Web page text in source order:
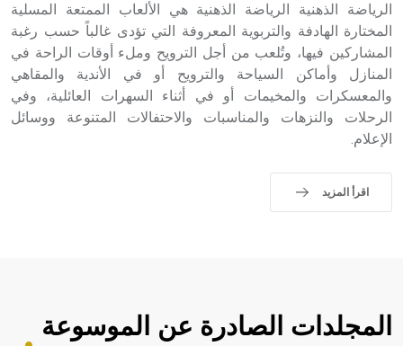
الرياضة الذهنية الرياضة الذهنية هي الألعاب الممتعة المسلية
المختارة الهادفة والتربوية المعروفة التي تؤدى غالباً حسب رغبة
المشاركين فيها، وتُلعب من أجل الترويح وملء أوقات الراحة في
المنازل وأماكن السياحة والترويح أو في الأندية والمقاهي
والمعسكرات والمخيمات أو في أثناء السهرات العائلية، وفي
الرحلات والنزهات والمناسبات والاحتفالات المتنوعة ووسائل
الإعلام.
اقرأ المزيد
المجلدات الصادرة عن الموسوعة